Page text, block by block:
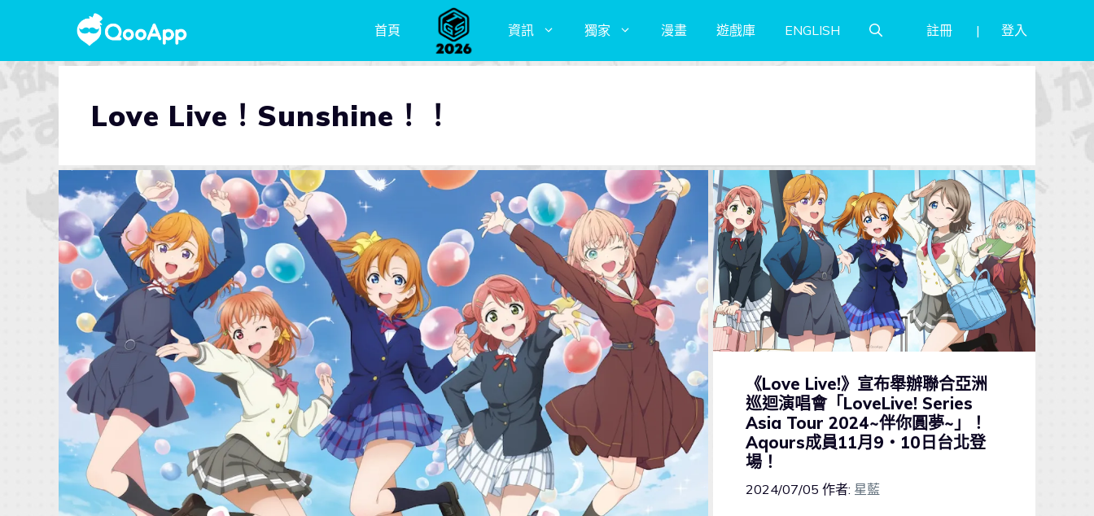
首頁 資訊 獨家 漫畫 遊戲庫 ENGLISH 註冊 登入
Love Live！Sunshine！！
《Love Live!》宣布舉辦聯合亞洲
巡迴演唱會「LoveLive! Series
Asia Tour 2024~伴你圓夢~」！
Aqours成員11月9・10日台北登
場！
2024/07/05 作者: 星藍